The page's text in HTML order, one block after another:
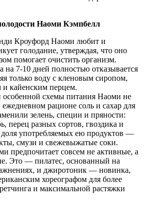
Наоми Кэмпбелл
Кроуфорд Наоми любит и
голодание, утверждая, что оно
помогает очистить организм.
на 7-10 дней полностью отказывается
только воду с кленовым сиропом,
кайенским перцем.
особенной схемы питания Наоми не
рационе соль и сахар для
зелень, специи и пряности:
перец разных сортов, гвоздика и
употребляемых ею продуктов —
смузи и свежевыжатые соки.
предпочитает совсем не активные, а
Это — пилатес, основанный на
и джиротоник — новинка,
хореографом для более
и максимальной растяжки